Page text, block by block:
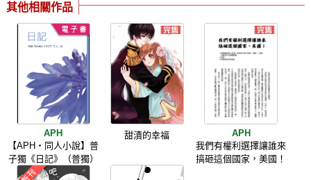
其他相關作品
APH
【APH‧同人小說】普
子獨《日記》（普獨）
甜漬的幸福
APH
我們有權利選擇讓誰來
搞砸這個國家，美國！